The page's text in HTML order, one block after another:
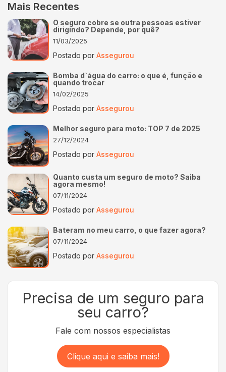
Mais Recentes
O seguro cobre se outra pessoas estiver
dirigindo? Depende, por quê?
11/03/2025
Postado por Assegurou
Bomba d`água do carro: o que é, função e
quando trocar
14/02/2025
Postado por Assegurou
Melhor seguro para moto: TOP 7 de 2025
27/12/2024
Postado por Assegurou
Quanto custa um seguro de moto? Saiba
agora mesmo!
07/11/2024
Postado por Assegurou
Bateram no meu carro, o que fazer agora?
07/11/2024
Postado por Assegurou
Precisa de um seguro para
seu carro?
Fale com nossos especialistas
Clique aqui e saiba mais!